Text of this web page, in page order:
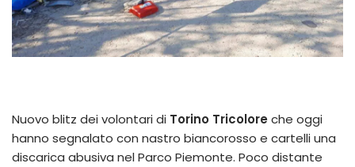
Nuovo blitz dei volontari di Torino Tricoloreche oggi
hanno segnalato con nastro biancorosso e cartelli una
discarica abusiva nel Parco Piemonte. Poco distante